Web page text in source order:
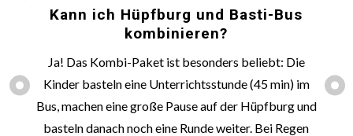
Kann ich Hüpfburg und Basti-Bus
kombinieren?
Ja! Das Kombi-Paket ist besonders beliebt: Die
Kinder basteln eine Unterrichtsstunde (45 min) im
Bus, machen eine große Pause auf der Hüpfburg und
basteln danach noch eine Runde weiter. Bei Regen